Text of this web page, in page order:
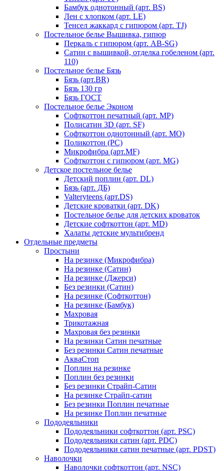
Бамбук однотонный (арт. BS)
Лен с хлопком (арт. LE)
Тенсел жаккард с гипюром (арт. TJ)
Постельное белье Вышивка, гипюр
Перкаль с гипюром (арт. AB-SG)
Сатин с вышивкой, отделка гобеленом (арт.
110)
Постельное белье Бязь
Бязь (арт.BR)
Бязь 130 гр
Бязь ГОСТ
Постельное белье Эконом
Софткоттон печатный (арт. MР)
Полисатин 3D (арт. SF)
Софткоттон однотонный (арт. MO)
Поликоттон (PC)
Микрофибра (арт.MF)
Софткоттон с гипюром (арт. MG)
Детское постельное белье
Детский поплин (арт. DL)
Бязь (арт. ДБ)
Valteryteens (арт.DS)
Детские кроватки (арт. DK)
Постельное белье для детских кроваток
Детские софткоттон (арт. MD)
Халаты детские мультибренд
Отдельные предметы
Простыни
На резинке (Микрофибра)
На резинке (Сатин)
На резинке (Джерси)
Без резинки (Сатин)
На резинке (Софткоттон)
На резинке (Бамбук)
Махровая
Трикотажная
Махровая без резинки
На резинки Сатин печатные
Без резинки Сатин печатные
АкваСтоп
Поплин на резинке
Поплин без резинки
Без резинки Страйп-Сатин
На резинке Страйп-сатин
Без резинки Поплин печатные
На резинке Поплин печатные
Пододеяльники
Пододеяльники софткоттон (арт. PSC)
Пододеяльники сатин (арт. PDC)
Пододеяльники сатин печатные (арт. PDST)
Наволочки
Наволочки софткоттон (арт. NSC)